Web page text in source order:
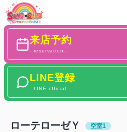
来店予約
- reservation -
LINE登録
- LINE official -
ローテローゼＹ 空室1